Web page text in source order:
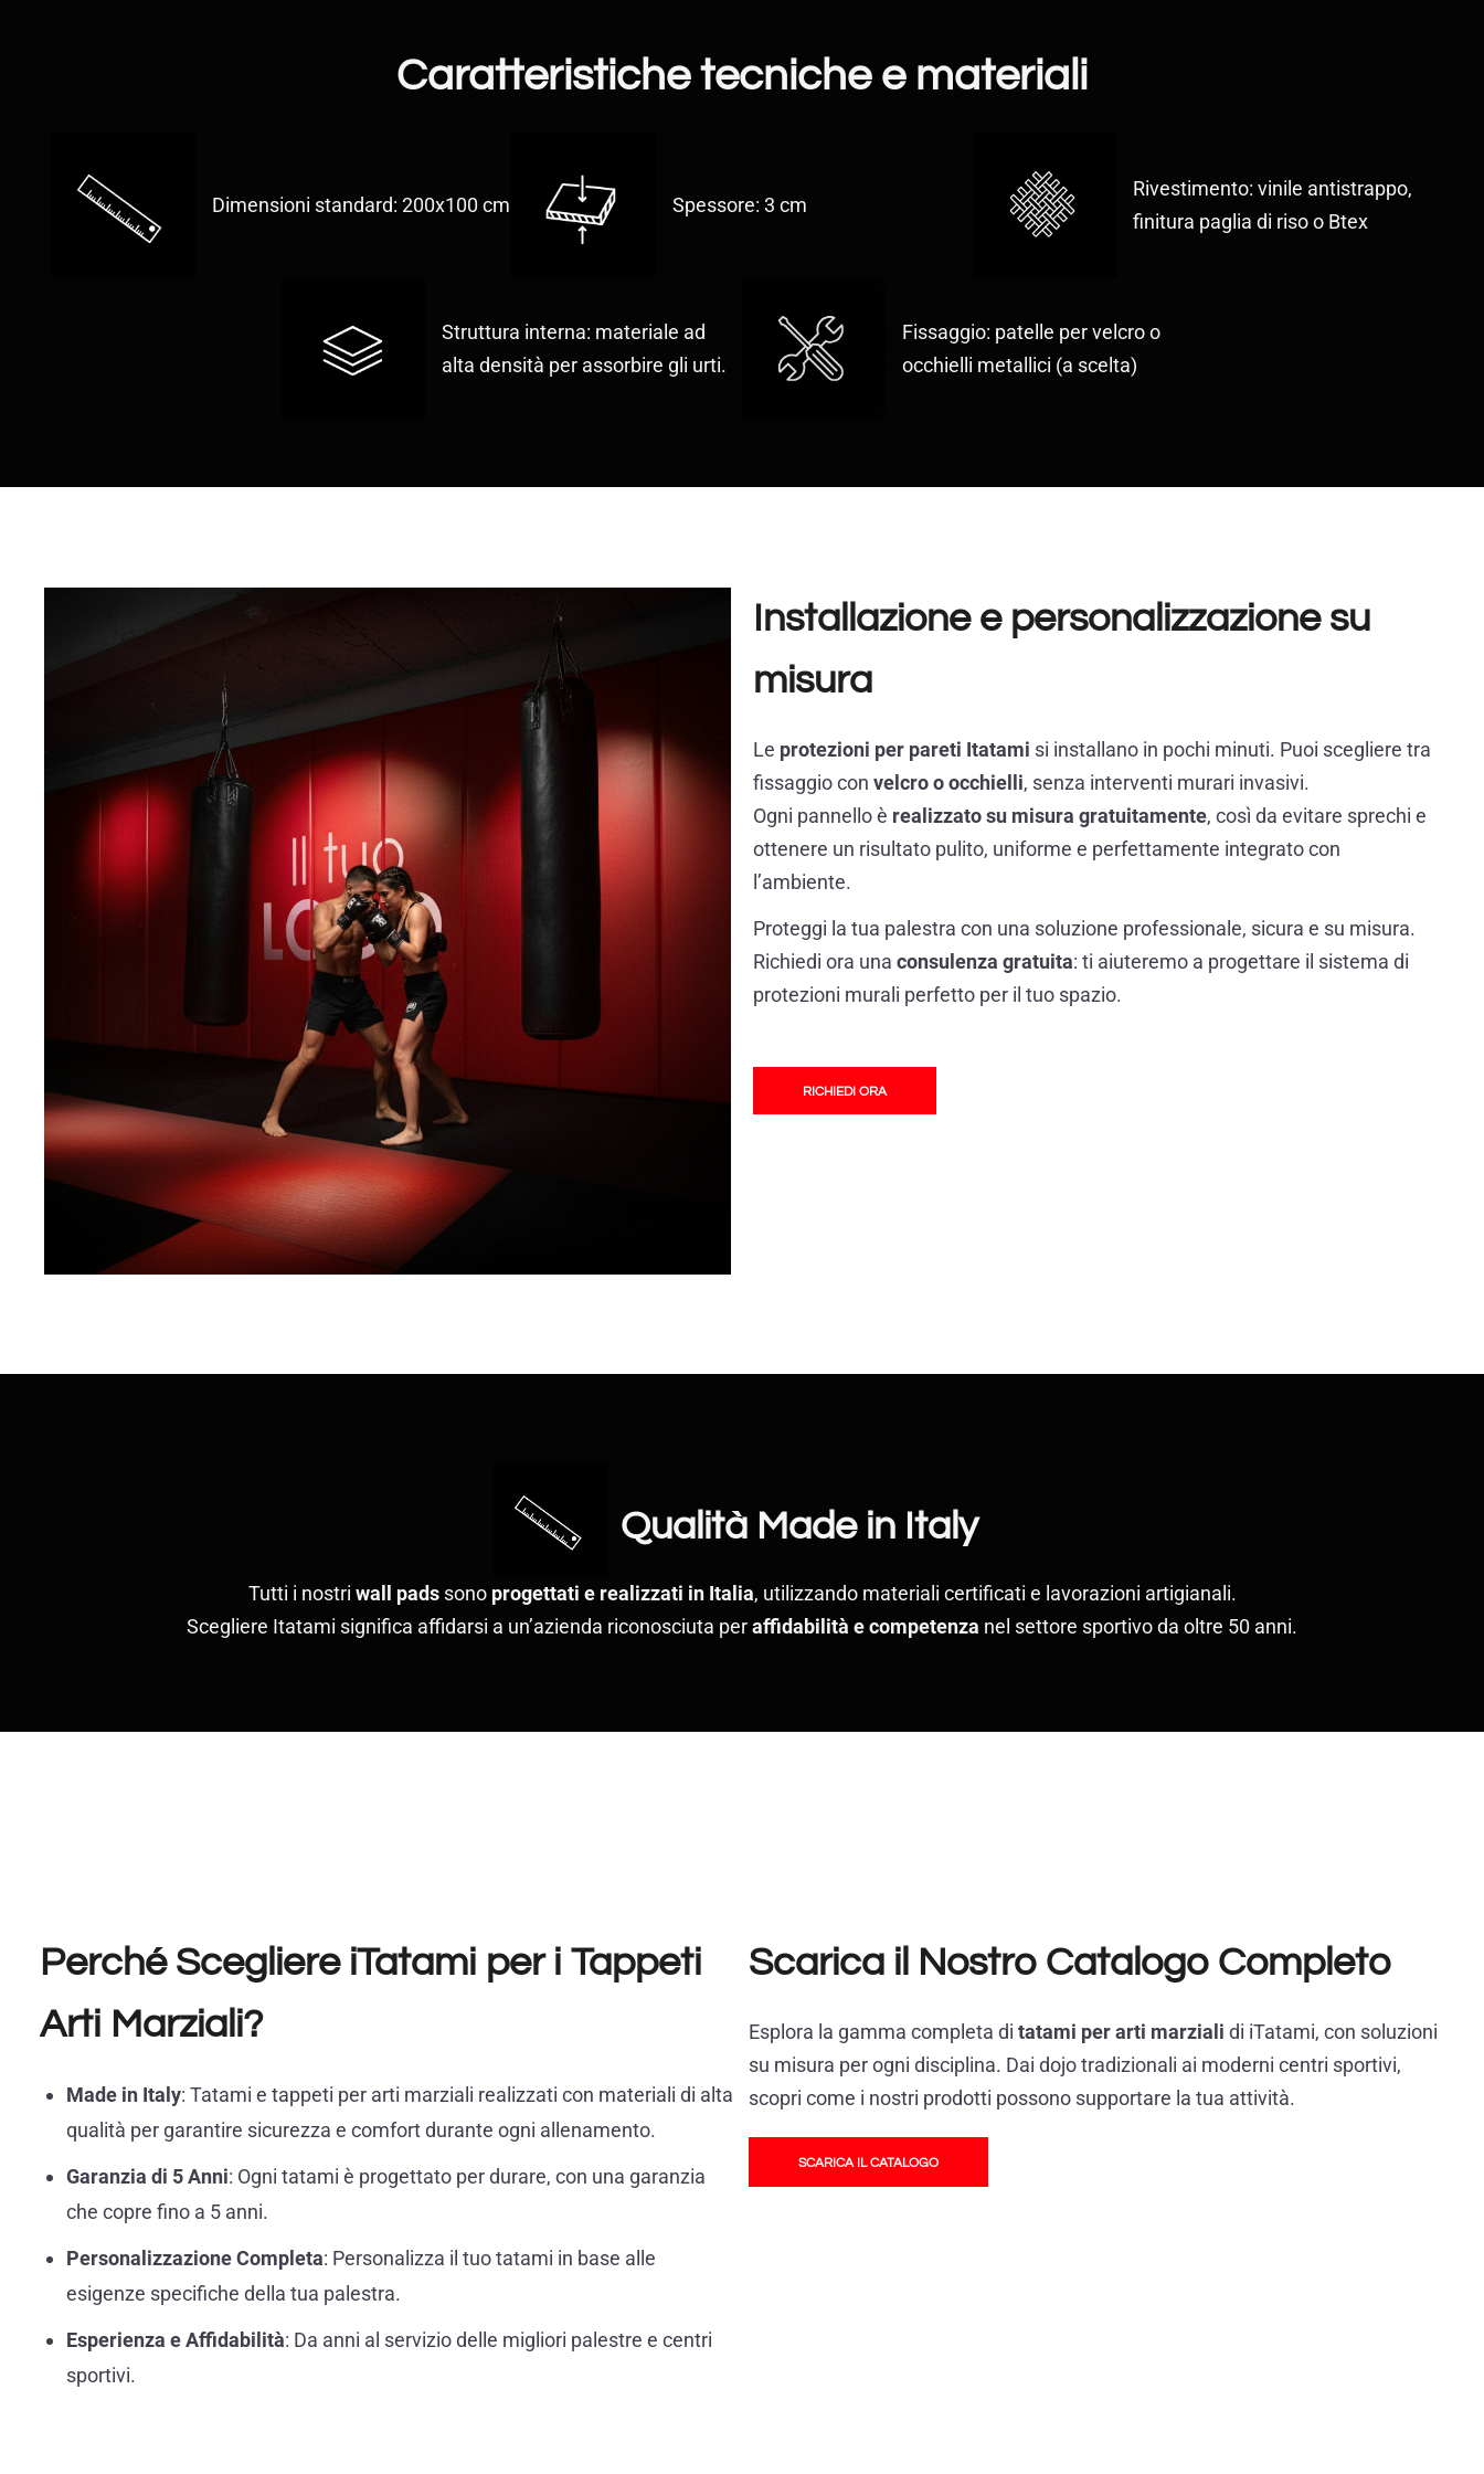
Caratteristiche tecniche e materiali
Dimensioni standard: 200x100 cm Spessore: 3 cm
Rivestimento: vinile antistrappo,
finitura paglia di riso o Btex
Struttura interna: materiale ad
alta densità per assorbire gli urti.
Fissaggio: patelle per velcro o
occhielli metallici (a scelta)
Installazione e personalizzazione su
misura
Le protezioni per pareti Itatami si installano in pochi minuti. Puoi scegliere tra
fissaggio con velcro o occhielli, senza interventi murari invasivi.
Ogni pannello è realizzato su misura gratuitamente, così da evitare sprechi e
ottenere un risultato pulito, uniforme e perfettamente integrato con
l’ambiente.
Proteggi la tua palestra con una soluzione professionale, sicura e su misura.
Richiedi ora una consulenza gratuita: ti aiuteremo a progettare il sistema di
protezioni murali perfetto per il tuo spazio.
RICHIEDI ORA
Qualità Made in Italy
Tutti i nostri wall padssono progettati e realizzati in Italia, utilizzando materiali certificati e lavorazioni artigianali.
Scegliere Itatami significa affidarsi a un’azienda riconosciuta peraffidabilità e competenza nel settore sportivo da oltre 50 anni.
Perché Scegliere iTatami per i Tappeti
Arti Marziali?
Made in Italy: Tatami e tappeti per arti marziali realizzati con materiali di alta
qualità per garantire sicurezza e comfort durante ogni allenamento.
Garanzia di 5 Anni: Ogni tatami è progettato per durare, con una garanzia
che copre fino a 5 anni.
Personalizzazione Completa: Personalizza il tuo tatami in base alle
esigenze specifiche della tua palestra.
Esperienza e Affidabilità: Da anni al servizio delle migliori palestre e centri
sportivi.
Scarica il Nostro Catalogo Completo
Esplora la gamma completa di tatami per arti marziali di iTatami, con soluzioni
su misura per ogni disciplina. Dai dojo tradizionali ai moderni centri sportivi,
scopri come i nostri prodotti possono supportare la tua attività.
SCARICA IL CATALOGO